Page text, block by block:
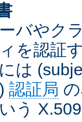
バやク
を認証
は
認証局
う